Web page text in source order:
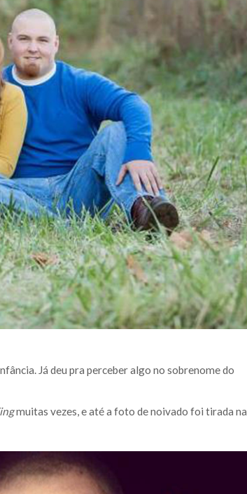
Já deu pra perceber algo no sobrenome do
muitas vezes, e até a foto de noivado foi tirada na